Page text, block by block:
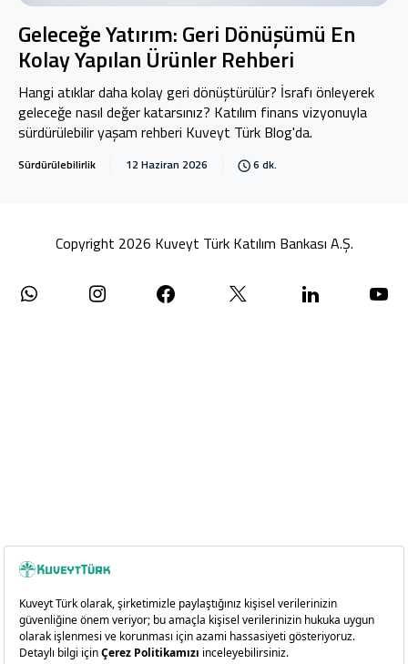
Geleceğe Yatırım: Geri Dönüşümü En
Kolay Yapılan Ürünler Rehberi
Hangi atıklar daha kolay geri dönüştürülür? İsrafı önleyerek
geleceğe nasıl değer katarsınız? Katılım finans vizyonuyla
sürdürülebilir yaşam rehberi Kuveyt Türk Blog'da.
Sürdürülebilirlik 12 Haziran 2026 6 dk.
Copyright 2026 Kuveyt Türk Katılım Bankası A.Ş.